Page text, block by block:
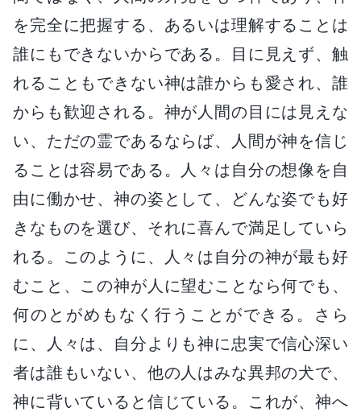
を完全に把握する、あるいは理解することは
誰にもできないからである。目に見えず、触
れることもできない神は誰からも愛され、誰
からも歓迎される。神が人間の目には見えな
い、ただの霊であるならば、人間が神を信じ
ることは容易である。人々は自分の想像を自
由に働かせ、神の姿として、どんな姿でも好
きなものを選び、それに喜んで満足していら
れる。このように、人々は自分の神が最も好
むこと、この神が人に望むことなら何でも、
何のとがめもなく行うことができる。さら
に、人々は、自分よりも神に忠実で信心深い
者は誰もいない、他の人はみな異邦の犬で、
神に背いていると信じている。これが、神へ